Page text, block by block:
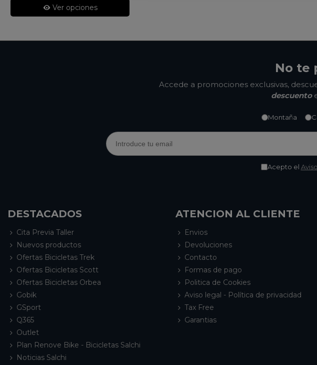
Ver opciones
No te
Accede a promociones exclusivas,
descuento
Montaña
Acepto el
DESTACADOS
Cita Previa Taller
Nuevos productos
Ofertas Bicicletas Trek
Ofertas Bicicletas Scott
Ofertas Bicicletas Orbea
Gobik
GSport
Q365
Outlet
Plan Renove Bike - Bicicletas Salchi
Noticias Salchi
ATENCION AL CLIENTE
Envios
Devoluciones
Contacto
Formas de pago
Politica de Cookies
Aviso legal - Política de privacidad
Tax Free
Garantias